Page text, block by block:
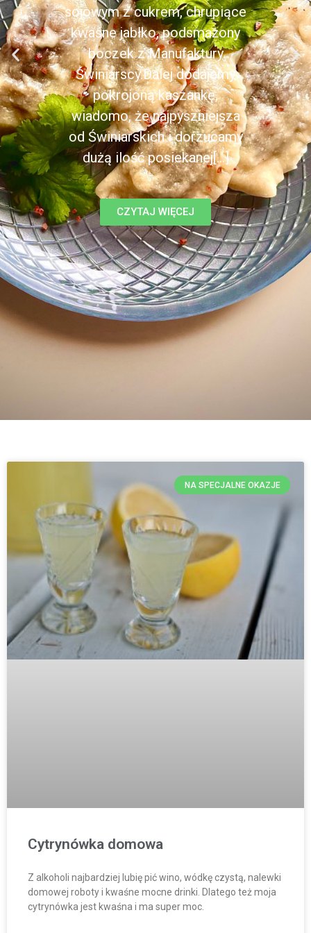
sojowym z cukrem, chrupiące
kwaśne jabłko, podsmażony
boczek z Manufaktury
Świniarscy.Dalej dodajemy
pokrojoną kaszankę,
wiadomo, że najpyszniejsza
od Świniarskich i dorzucamy
dużą ilość posiekanej[...]
CZYTAJ WIĘCEJ
NA SPECJALNE OKAZJE
Cytrynówka domowa
Z alkoholi najbardziej lubię pić wino, wódkę czystą, nalewki
domowej roboty i kwaśne mocne drinki. Dlatego też moja
cytrynówka jest kwaśna i ma super moc.